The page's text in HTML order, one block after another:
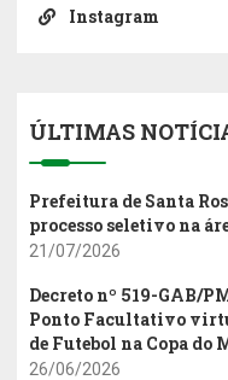
Instagram
ÚLTIMAS
Prefeitura de Santa
processo seletivo na
21/07/2026
Decreto nº 519-GAB/
Ponto Facultativo
de Futebol na Copa do
26/06/2026